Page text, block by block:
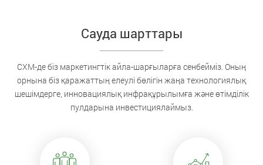
Сауда шарттары
CXM-де біз маркетингтік айла-шарғыларға сенбейміз. Оның
орнына біз қаражаттың елеулі бөлігін жаңа технологиялық
шешімдерге, инновациялық инфрақұрылымға және өтімділік
пулдарына инвестициялаймыз.